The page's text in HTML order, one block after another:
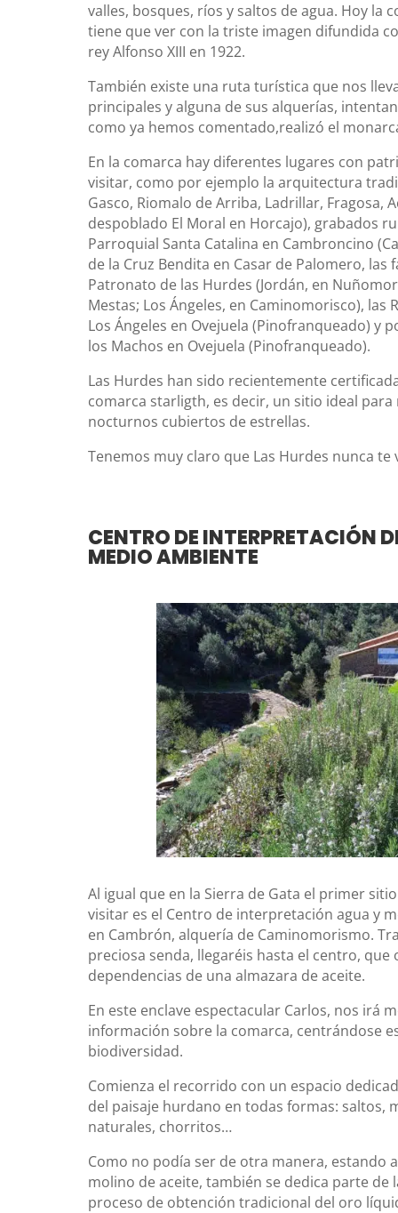
valles, bosques, ríos y saltos de agua. Hoy la
tiene que ver con la triste imagen difundida
rey Alfonso XIII en 1922.
También existe una ruta turística que nos
principales y alguna de sus alquerías,
como ya hemos comentado,realizó el
En la comarca hay diferentes lugares con
visitar, como por ejemplo la arquitectura
Gasco, Riomalo de Arriba, Ladrillar, Fragosa,
despoblado El Moral en Horcajo), grabados
Parroquial Santa Catalina en Cambroncino
de la Cruz Bendita en Casar de Palomero, las
Patronato de las Hurdes (Jordán, en
Mestas; Los Ángeles, en Caminomorisco), las
Los Ángeles en Ovejuela (Pinofranqueado) y
los Machos en Ovejuela (Pinofranqueado).
Las Hurdes han sido recientemente
comarca starligth, es decir, un sitio ideal
nocturnos cubiertos de estrellas.
Tenemos muy claro que Las Hurdes nunca
CENTRO DE INTERPRETACIÓN
MEDIO AMBIENTE
Al igual que en la Sierra de Gata el primer
visitar es el Centro de interpretación agua y
en Cambrón, alquería de Caminomorismo.
preciosa senda, llegaréis hasta el centro, que
dependencias de una almazara de aceite.
En este enclave espectacular Carlos, nos irá
información sobre la comarca, centrándose
biodiversidad.
Comienza el recorrido con un espacio
del paisaje hurdano en todas formas: saltos,
naturales, chorritos…
Como no podía ser de otra manera, estando
molino de aceite, también se dedica parte de
proceso de obtención tradicional del oro